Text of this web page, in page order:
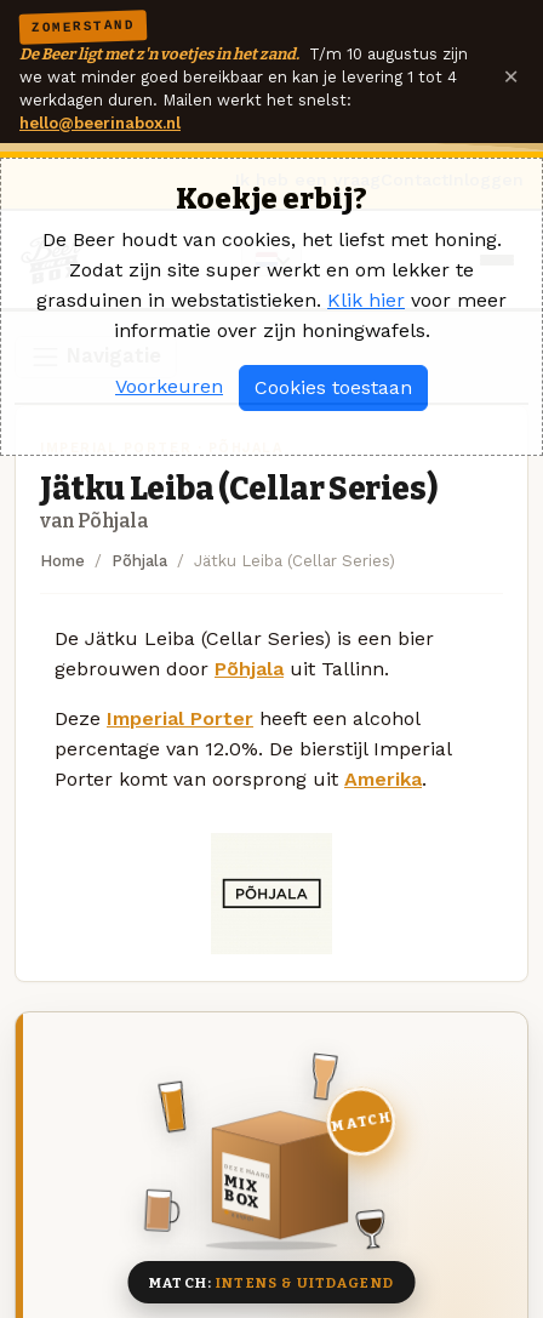
ZOMERSTAND
De Beer ligt met z'n voetjes in het zand. T/m 10 augustus zijn
we wat minder goed bereikbaar en kan je levering 1 tot 4
werkdagen duren. Mailen werkt het snelst:
hello@beerinabox.nl
×
Jätku Leiba (Cellar Series)
van Põhjala
Home Põhjala Jätku Leiba (Cellar Series)
De Jätku Leiba (Cellar Series) is een bier
gebrouwen door Põhjalauit Tallinn.
Deze Imperial Porter heeft een alcohol
percentage van 12.0%. De bierstijl Imperial
Porter komt van oorsprong uit Amerika.
DEZE MAAND
MIX
BOX
8 BIEREN
MATCH
MATCH:INTENS & UITDAGEND
Koekje erbij?
De Beer houdt van cookies, het liefst met honing.
Zodat zijn site super werkt en om lekker te
grasduinen in webstatistieken. Klik hier voor meer
informatie over zijn honingwafels.
Voorkeuren Cookies toestaan